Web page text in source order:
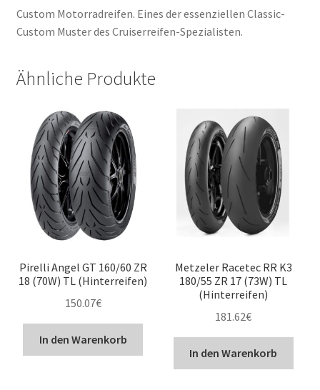
Custom Motorradreifen. Eines der essenziellen Classic-
Custom Muster des Cruiserreifen-Spezialisten.
Ähnliche Produkte
Pirelli Angel GT 160/60 ZR
18 (70W) TL (Hinterreifen)
150.07€
In den Warenkorb
Metzeler Racetec RR K3
180/55 ZR 17 (73W) TL
(Hinterreifen)
181.62€
In den Warenkorb